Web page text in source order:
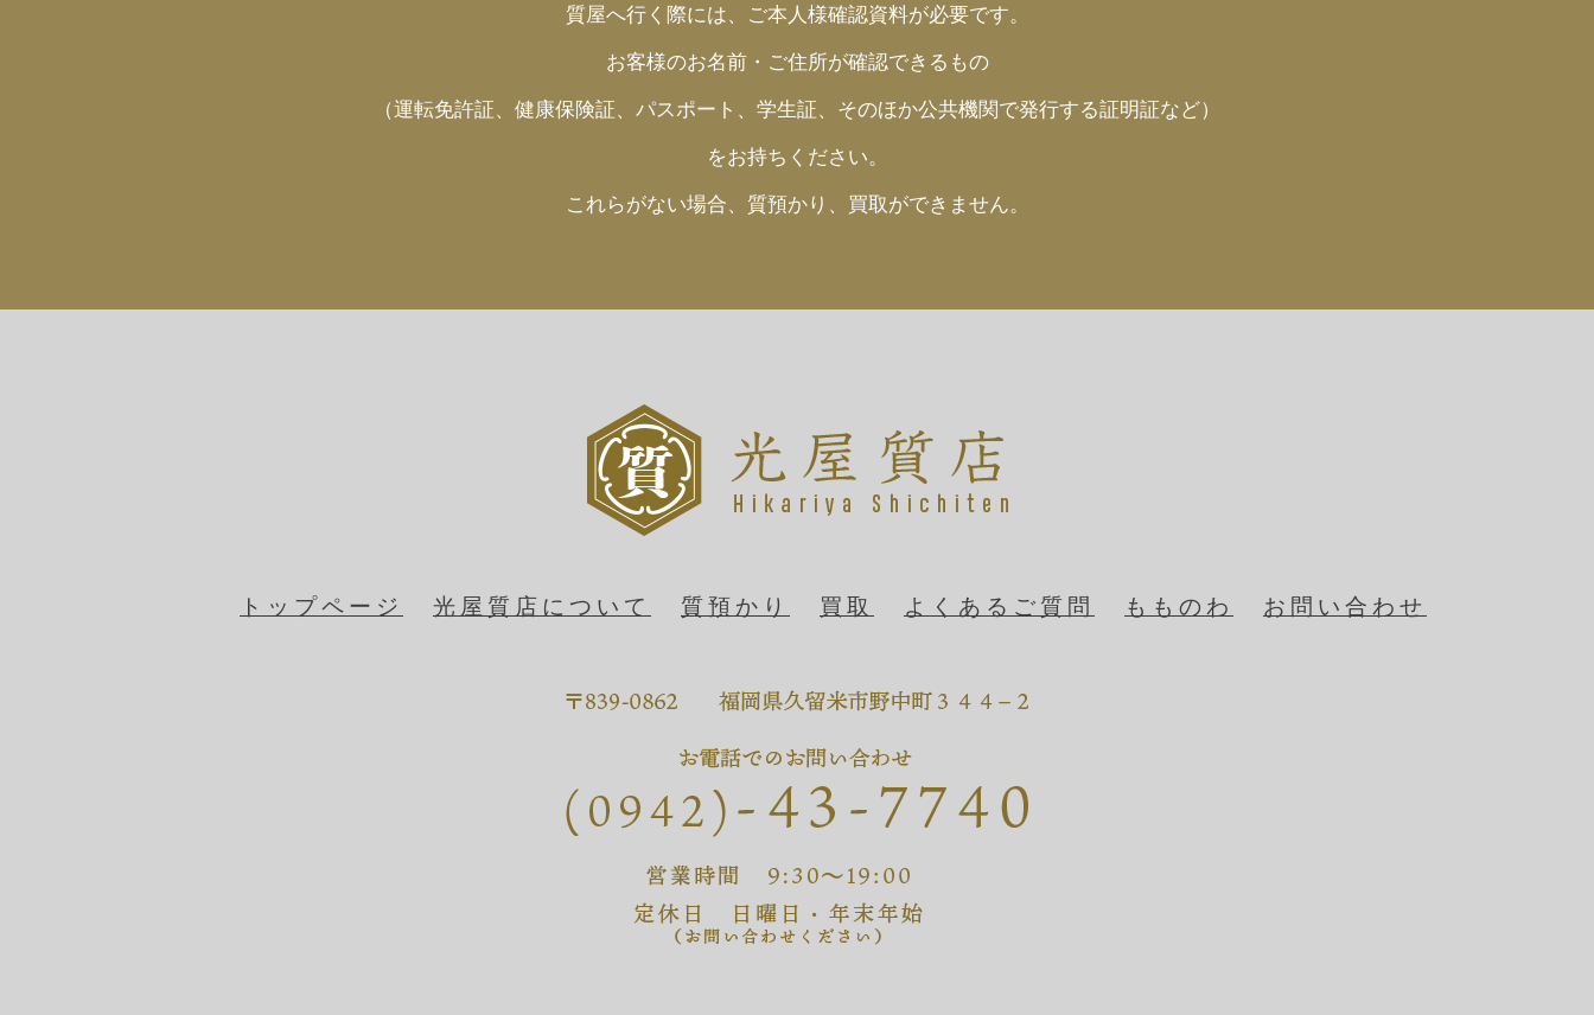
質屋へ行く際には、ご本人様確認資料が必要です。
お客様のお名前・ご住所が確認できるもの
（運転免許証、健康保険証、パスポート、学生証、そのほか公共機関で発行する証明証など）
をお持ちください。
これらがない場合、質預かり、買取ができません。
トップページ 光屋質店について 質預かり 買取 よくあるご質問 もものわ お問い合わせ